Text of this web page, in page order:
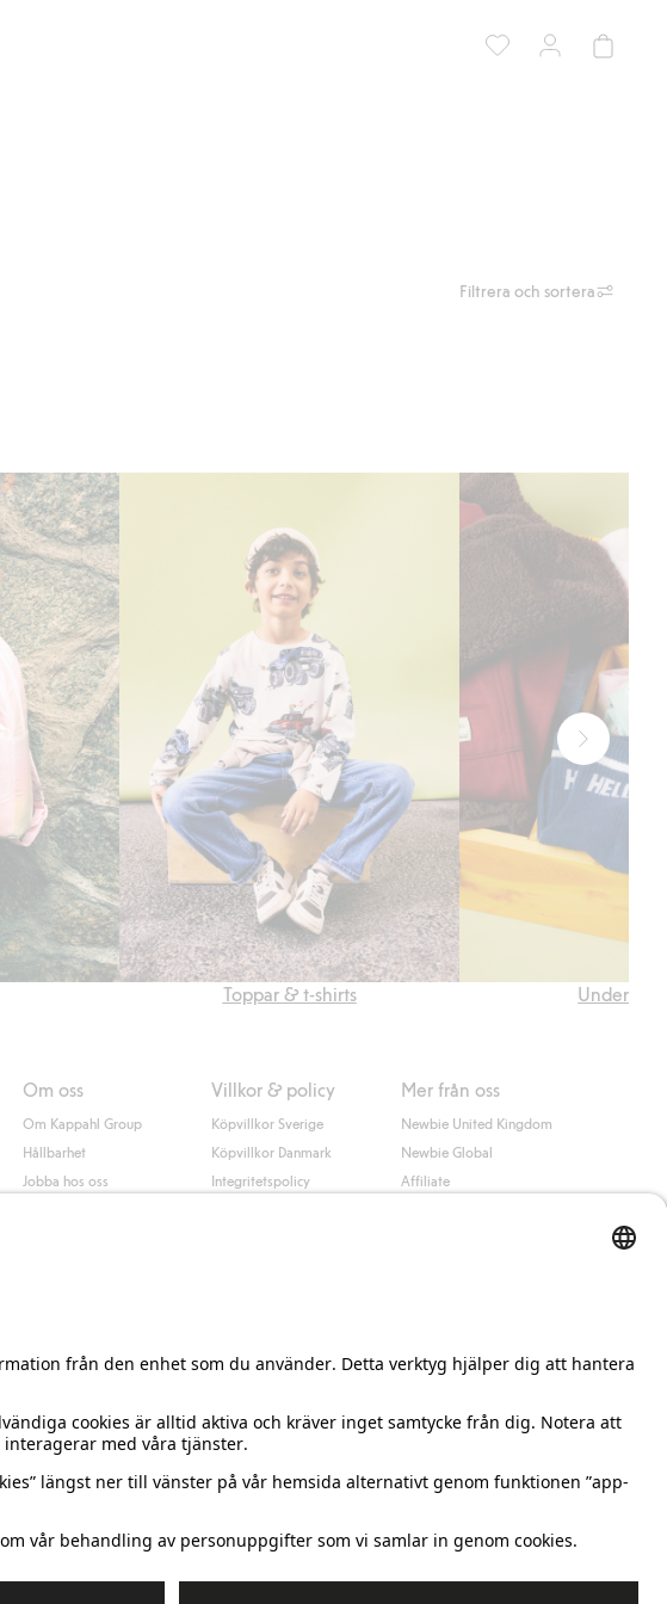
Filtrera och sortera
Toppar & t-shirts
Om oss
Om Kappahl Group
Hållbarhet
Jobba hos oss
Villkor & policy
Köpvillkor Sverige
Köpvillkor Danmark
Integritetspolicy
Mer från oss
Newbie United Kingdom
Newbie Global
Affiliate